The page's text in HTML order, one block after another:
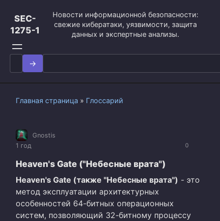
контенту
SEC-
1275-1
Новости информационной безопасности:
свежие кибератаки, уязвимости, защита
данных и экспертные анализы.
Search
for:
Главная страница » Глоссарий
0
Gnostis
1 год
Heaven's Gate ("Небесные врата")
Heaven's Gate (также "Небесные врата") - это
метод эксплуатации архитектурных
особенностей 64-битных операционных
систем, позволяющий 32-битному процессу